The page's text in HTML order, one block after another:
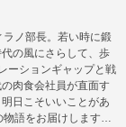
ノ部長。若い時に鍛
の風にさらして、歩
ーションギャップと戦
肉食会社員が直面す
日こそいいことがあ
語をお届けします。